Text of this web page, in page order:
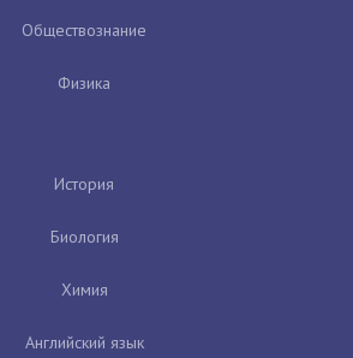
Обществознание
Физика
История
Биология
Химия
Английский язык